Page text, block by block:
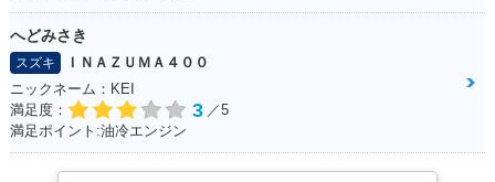
へどみさき
スズキ
ＩＮＡＺＵＭＡ４００
ニックネーム：KEI
満足度：
3 ／5
満足ポイント:油冷エンジン